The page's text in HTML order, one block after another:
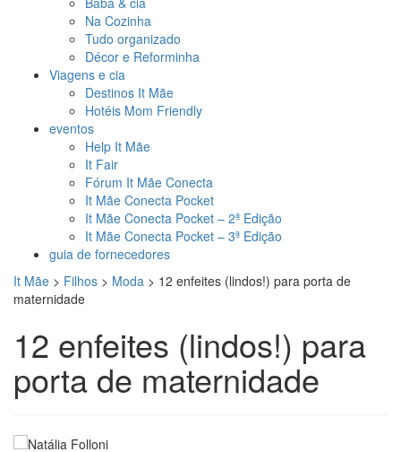
Na Cozinha
Tudo organizado
Décor e Reforminha
Viagens e cia
Destinos It Mãe
Hotéis Mom Friendly
eventos
Help It Mãe
It Fair
Fórum It Mãe Conecta
It Mãe Conecta Pocket
It Mãe Conecta Pocket – 2ª Edição
It Mãe Conecta Pocket – 3ª Edição
guia de fornecedores
It Mãe > Filhos > Moda > 12 enfeites (lindos!) para porta de
maternidade
12 enfeites (lindos!) para
porta de maternidade